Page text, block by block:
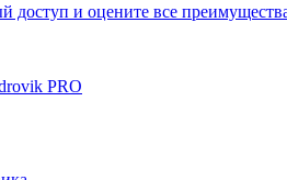
доступ и оцените все
PRO